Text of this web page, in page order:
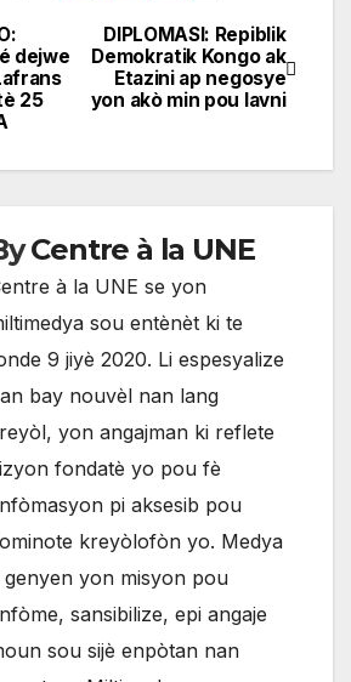
DIPLOMASI: Repiblik
Demokratik Kongo ak
Etazini ap negosye
yon akò min pou lavni
dejwe
25
Centre à la UNE
à la UNE se yon
sou entènèt ki te
9 jiyè 2020. Li espesyalize
bay nouvèl nan lang
yon angajman ki reflete
fondatè yo pou fè
pi aksesib pou
kreyòlofòn yo. Medya
genyen yon misyon pou
sansibilize, epi angaje
sou sijè enpòtan nan